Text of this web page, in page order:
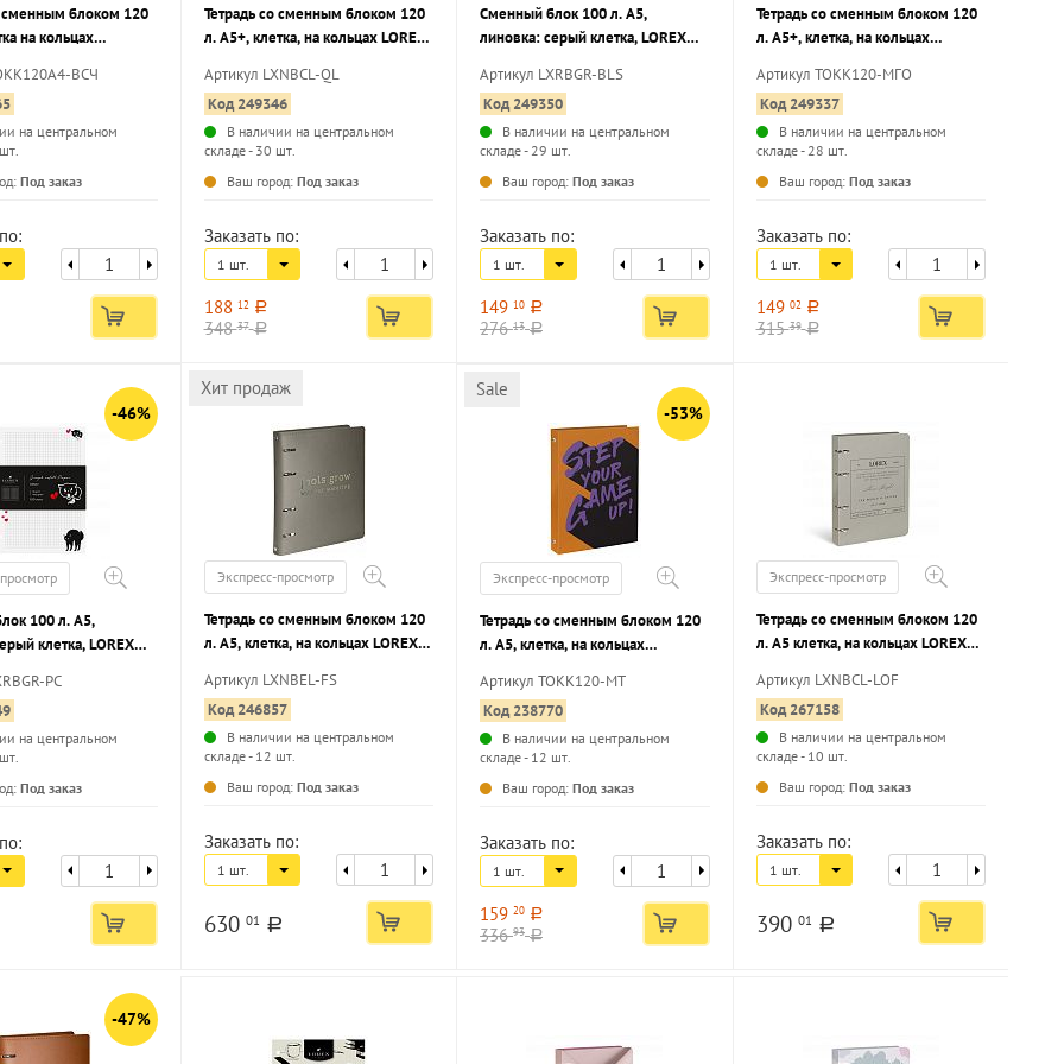
сменным блоком 120
на кольцах
твердая
ламинация
ВСЧ
на центральном
Под заказ
Тетрадь со сменным блоком 120
л. А5+, клетка, на кольцах LOREX
обложка, soft touch
Артикул LXNBCL-QL
Код 249346
В наличии на центральном
складе - 30 шт.
Ваш город: Под заказ
Заказать по:
1 шт.
188 12 a
34837 a
Сменный блок 100 л. А5,
линовка: серый клетка, LOREX
блоком
Артикул LXRBGR-BLS
Код 249350
В наличии на центральном
складе - 29 шт.
Ваш город: Под заказ
Заказать по:
1 шт.
149 10 a
27613 a
Тетрадь со сменным блоком 120
л. А5+, клетка, на кольцах
ОБЛАКА твердая обложка,
глянцевая ламинация
Артикул ТОКК120-МГО
Код 249337
В наличии на центральном
складе - 28 шт.
Ваш город: Под заказ
Заказать по:
1 шт.
149 02 a
31539 a
-46%
100 л. А5,
клетка, LOREX
PC
на центральном
Под заказ
Хит продаж
Экспресс-просмотр
Тетрадь со сменным блоком 120
л. А5, клетка, на кольцах LOREX
Артикул LXNBEL-FS
Код 246857
В наличии на центральном
складе - 12 шт.
Ваш город: Под заказ
Заказать по:
1 шт.
630 01 a
Sale
-53%
Экспресс-просмотр
Тетрадь со сменным блоком 120
л. А5, клетка, на кольцах
ТИПОГРАФИКА твердая обложка,
матовая ламинация
Артикул ТОКК120-МТ
Код 238770
В наличии на центральном
складе - 12 шт.
Ваш город: Под заказ
Заказать по:
1 шт.
159 20 a
33693 a
Экспресс-просмотр
Тетрадь со сменным блоком 120
л. А5 клетка, на кольцах LOREX
картон, soft touch
Артикул LXNBCL-LOF
Код 267158
В наличии на центральном
складе - 10 шт.
Ваш город: Под заказ
Заказать по:
1 шт.
390 01 a
-47%